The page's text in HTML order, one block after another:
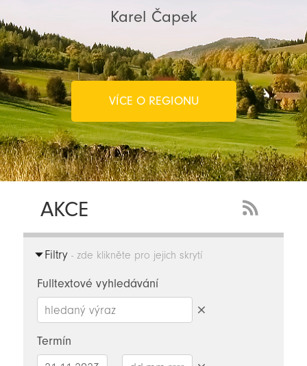
Karel Čapek
VÍCE O REGIONU
AKCE
Feed
Filtry- zde klikněte pro jejich skrytí
Fulltextové vyhledávání
Termín